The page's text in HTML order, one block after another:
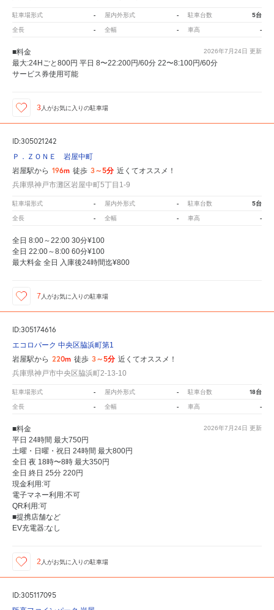
駐車場形式 - 屋内外形式 - 駐車台数 5台
全長 - 全幅 - 車高 -
2026年7月24日 更新
■料金
最大:24Hごと800円 平日 8〜22:200円/60分 22〜8:100円/60分
サービス券使用可能
3 人がお気に入りの駐車場
ID:305021242
Ｐ．ＺＯＮＥ 岩屋中町
岩屋駅から 196m 徒歩 3～5分 近くてオススメ！
兵庫県神戸市灘区岩屋中町5丁目1-9
駐車場形式 - 屋内外形式 - 駐車台数 5台
全長 - 全幅 - 車高 -
全日 8:00～22:00 30分¥100
全日 22:00～8:00 60分¥100
最大料金 全日 入庫後24時間迄¥800
7 人がお気に入りの駐車場
ID:305174616
エコロパーク 中央区脇浜町第1
岩屋駅から 220m 徒歩 3～5分 近くてオススメ！
兵庫県神戸市中央区脇浜町2-13-10
駐車場形式 - 屋内外形式 - 駐車台数 18台
全長 - 全幅 - 車高 -
2026年7月24日 更新
■料金
平日 24時間 最大750円
土曜・日曜・祝日 24時間 最大800円
全日 夜 18時〜8時 最大350円
全日 終日 25分 220円
現金利用:可
電子マネー利用:不可
QR利用:可
■提携店舗など
EV充電器:なし
2 人がお気に入りの駐車場
ID:305117095